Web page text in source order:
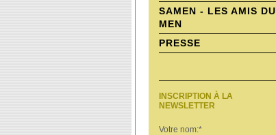
SAMEN - LES AMIS DU
MEN
PRESSE
INSCRIPTION À LA
NEWSLETTER
Votre nom:*